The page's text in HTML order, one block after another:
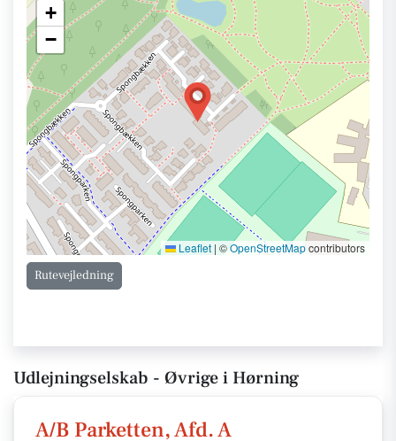
+
−
Leaflet | ©OpenStreetMapcontributors
Rutevejledning
Udlejningselskab - Øvrige i Hørning
A/B Parketten, Afd. A